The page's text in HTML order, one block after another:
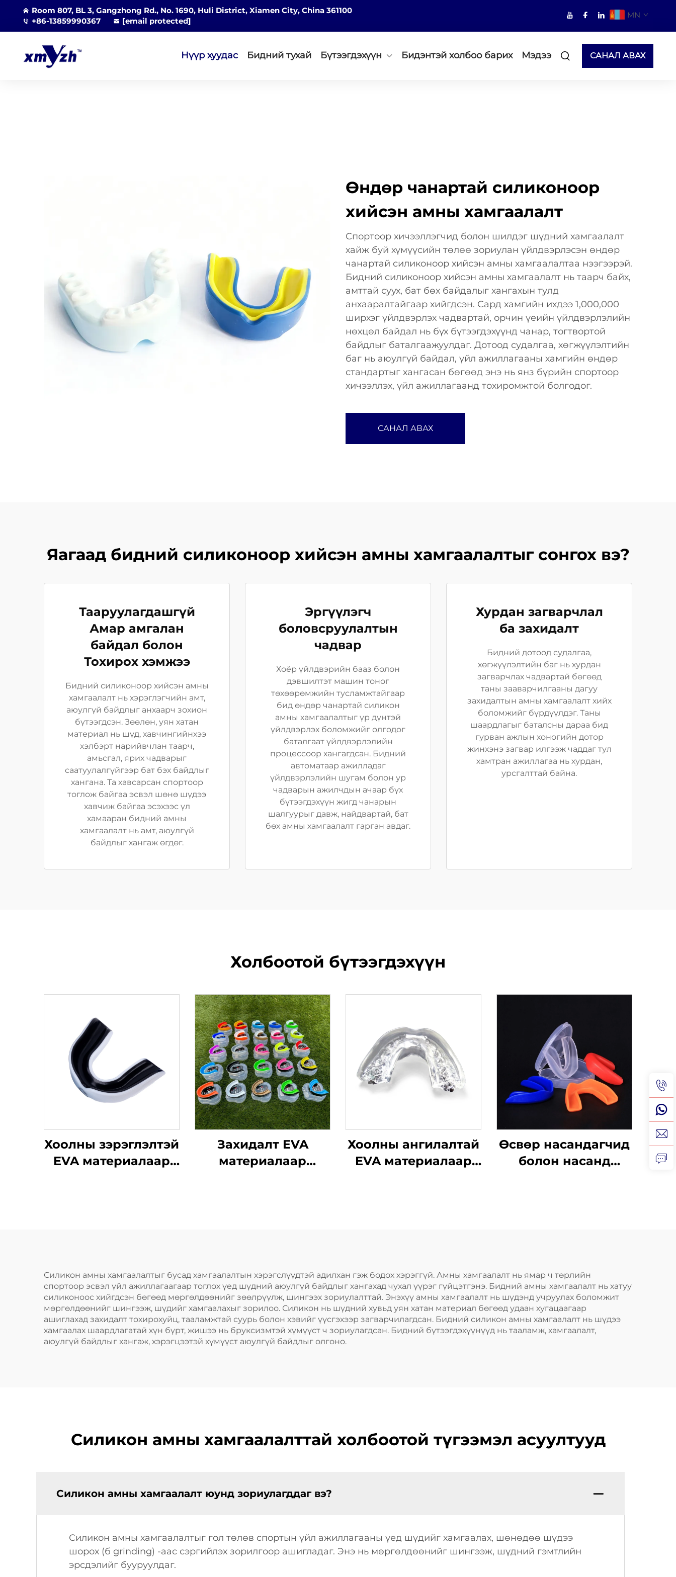
Room 807, BL 3, Gangzhong Rd., No. 1690, Huli District, Xiamen City, China 361100
+86-13859990367
[email protected]
MN
Нүүр хуудас Бидний тухай Бүтээгдэхүүн Бидэнтэй холбоо барих Мэдээ САНАЛ АВАХ
Өндөр чанартай силиконоор
хийсэн амны хамгаалалт
Спортоор хичээллэгчид болон шилдэг шүдний хамгаалалт
хайж буй хүмүүсийн төлөө зориулан үйлдвэрлэсэн өндөр
чанартай силиконоор хийсэн амны хамгаалалтаа нээгээрэй.
Бидний силиконоор хийсэн амны хамгаалалт нь таарч байх,
амттай суух, бат бөх байдалыг хангахын тулд
анхааралтайгаар хийгдсэн. Сард хамгийн ихдээ 1,000,000
ширхэг үйлдвэрлэх чадвартай, орчин үеийн үйлдвэрлэлийн
нөхцөл байдал нь бүх бүтээгдэхүүнд чанар, тогтвортой
байдлыг баталгаажуулдаг. Дотоод судалгаа, хөгжүүлэлтийн
баг нь аюулгүй байдал, үйл ажиллагааны хамгийн өндөр
стандартыг хангасан бөгөөд энэ нь янз бүрийн спортоор
хичээллэх, үйл ажиллагаанд тохиромжтой болгодог.
САНАЛ АВАХ
Яагаад бидний силиконоор хийсэн амны хамгаалалтыг сонгох вэ?
Тааруулагдашгүй
Амар амгалан
байдал болон
Тохирох хэмжээ
Бидний силиконоор хийсэн амны
хамгаалалт нь хэрэглэгчийн амт,
аюулгүй байдлыг анхаарч зохион
бүтээгдсэн. Зөөлөн, уян хатан
материал нь шүд, хавчингийнхээ
хэлбэрт нарийвчлан таарч,
амьсгал, ярих чадварыг
саатуулалгүйгээр бат бэх байдлыг
хангана. Та хавсарсан спортоор
тоглож байгаа эсвэл шөнө шүдээ
хавчиж байгаа эсэхээс үл
хамааран бидний амны
хамгаалалт нь амт, аюулгүй
байдлыг хангаж өгдөг.
Эргүүлэгч
боловсруулалтын
чадвар
Хоёр үйлдвэрийн бааз болон
дэвшилтэт машин тоног
төхөөрөмжийн тусламжтайгаар
бид өндөр чанартай силикон
амны хамгаалалтыг үр дүнтэй
үйлдвэрлэх боломжийг олгодог
баталгаат үйлдвэрлэлийн
процессоор хангагдсан. Бидний
автоматаар ажилладаг
үйлдвэрлэлийн шугам болон ур
чадварын ажилчдын ачаар бүх
бүтээгдэхүүн жигд чанарын
шалгуурыг давж, найдвартай, бат
бөх амны хамгаалалт гарган авдаг.
Хурдан загварчлал
ба захидалт
Бидний дотоод судалгаа,
хөгжүүлэлтийн баг нь хурдан
загварчлах чадвартай бөгөөд
таны зааварчилгааны дагуу
захидалтын амны хамгаалалт хийх
боломжийг бүрдүүлдэг. Таны
шаардлагыг баталсны дараа бид
гурван ажлын хоногийн дотор
жинхэнэ загвар илгээж чаддаг тул
хамтран ажиллагаа нь хурдан,
урсгалттай байна.
Холбоотой бүтээгдэхүүн
Хоолны зэрэглэлтэй
EVA материалаар
Захидалт EVA
материалаар
спортын MMA-ийн
шөрмөсний
хамгаалалт,
шөнөдөө шүдээ
зажлахад
Хоолны ангилалтай
EVA материалаар
шүдийг цайруулах,
шүдний бэхэвч
Өсвөр насандагчид
болон насанд
шүдний хамгаалалт,
silicone
материалаар
хийсэн амны
Силикон амны хамгаалалтыг бусад хамгаалалтын хэрэгслүүдтэй адилхан гэж бодох хэрэггүй. Амны хамгаалалт нь ямар ч төрлийн
спортоор эсвэл үйл ажиллагаагаар тоглох үед шүдний аюулгүй байдлыг хангахад чухал үүрэг гүйцэтгэнэ. Бидний амны хамгаалалт нь хатуу
силиконоос хийгдсэн бөгөөд мөргөлдөөнийг зөөлрүүлж, шингээх зориулалттай. Энэхүү амны хамгаалалт нь шүдэнд учруулах боломжит
мөргөлдөөнийг шингээж, шүдийг хамгаалахыг зорилоо. Силикон нь шүдний хувьд уян хатан материал бөгөөд удаан хугацаагаар
ашиглахад захидалт тохирохуйц, тааламжтай суурь болон хэвийг үүсгэхээр загварчилагдсан. Бидний силикон амны хамгаалалт нь шүдээ
хамгаалах шаардлагатай хүн бүрт, жишээ нь бруксизмтэй хүмүүст ч зориулагдсан. Бидний бүтээгдэхүүнүүд нь тааламж, хамгаалалт,
аюулгүй байдлыг хангаж, хэрэгцээтэй хүмүүст аюулгүй байдлыг олгоно.
Силикон амны хамгаалалттай холбоотой түгээмэл асуултууд
Силикон амны хамгаалалт юунд зориулагддаг вэ?
Силикон амны хамгаалалтыг гол төлөв спортын үйл ажиллагааны үед шүдийг хамгаалах, шөнөдөө шүдээ
шорох (б grinding) -аас сэргийлэх зорилгоор ашигладаг. Энэ нь мөргөлдөөнийг шингээж, шүдний гэмтлийн
эрсдэлийг бууруулдаг.